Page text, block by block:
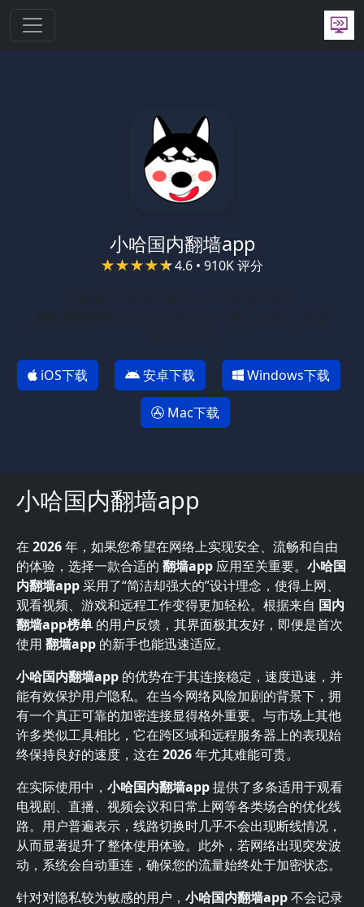
小哈国内翻墙app
4.6 • 910K 评分
iOS下载 安卓下载 Windows下载
Mac下载
小哈国内翻墙app
在 2026年，如果您希望在网络上实现安全、流畅和自由
的体验，选择一款合适的 翻墙app 应用至关重要。 小哈国
内翻墙app采用了“简洁却强大的”设计理念，使得上网、
观看视频、游戏和远程工作变得更加轻松。根据来自 国内
翻墙app榜单 的用户反馈，其界面极其友好，即便是首次
使用 翻墙app 的新手也能迅速适应。
小哈国内翻墙app 的优势在于其连接稳定，速度迅速，并
能有效保护用户隐私。在当今网络风险加剧的背景下，拥
有一个真正可靠的加密连接显得格外重要。与市场上其他
许多类似工具相比，它在跨区域和远程服务器上的表现始
终保持良好的速度，这在 2026年尤其难能可贵。
在实际使用中， 小哈国内翻墙app提供了多条适用于观看
电视剧、直播、视频会议和日常上网等各类场合的优化线
路。用户普遍表示，线路切换时几乎不会出现断线情况，
从而显著提升了整体使用体验。此外，若网络出现突发波
动，系统会自动重连，确保您的流量始终处于加密状态。
针对对隐私较为敏感的用户， 小哈国内翻墙app不会记录